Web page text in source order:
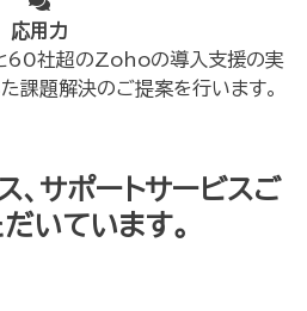
応用力
60社超のZohoの導入支援の実
課題解決のご提案を行います。
、サポートサービスご
いています。